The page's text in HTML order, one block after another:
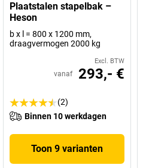
Plaatstalen stapelbak –
Heson
b x l = 800 x 1200 mm,
draagvermogen 2000 kg
Excl. BTW
vanaf 293,- €
(2)
Binnen 10 werkdagen
Toon 9 varianten